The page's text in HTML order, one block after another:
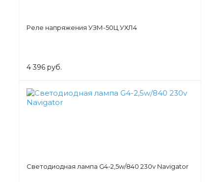
Реле напряжения УЗМ-50Ц УХЛ4
4 396 руб.
Светодиодная лампа G4-2,5w/840 230v Navigator